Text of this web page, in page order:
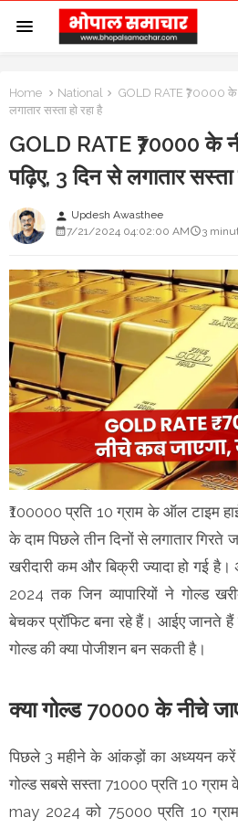
Home National
GOLD RATE ₹70000 के
लगातार सस्ता हो रहा है
GOLD RATE ₹70000 के
पढ़िए, 3 दिन से लगातार सस्ता
person Updesh Awasthee
7/21/2024 04:02:00 AM
3
₹100000 प्रति 10 ग्राम के ऑल टाइम
के दाम पिछले तीन दिनों से लगातार गिरते
खरीदारी कम और बिक्री ज्यादा हो गई
2024 तक जिन व्यापारियों ने गोल्ड
बेचकर प्रॉफिट बना रहे हैं। आईए जानते हैं
गोल्ड की क्या पोजीशन बन सकती है।
क्या गोल्ड 70000 के नीचे
पिछले 3 महीने के आंकड़ों का अध्ययन
गोल्ड सबसे सस्ता 71000 प्रति 10
may 2024 को 75000 प्रति 10